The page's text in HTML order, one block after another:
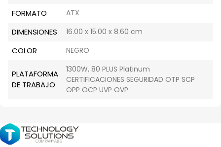
FORMATO ATX
DIMENSIONES 16.00 x 15.00 x 8.60 cm
COLOR NEGRO
PLATAFORMA
DE TRABAJO
1300W, 80 PLUS Platinum
CERTIFICACIONES SEGURIDAD OTP SCP
OPP OCP UVP OVP